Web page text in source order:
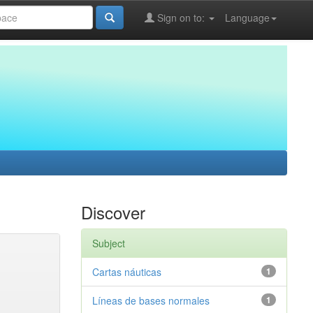
Language
Sign on to:
Discover
Subject
1
Cartas náuticas
1
Líneas de bases normales